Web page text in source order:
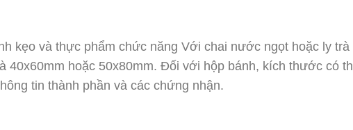
kẹo và thực phẩm chức năng Với chai nước ngọt hoặc ly
40x60mm hoặc 50x80mm. Đối với hộp bánh, kích thước có
tin thành phần và các chứng nhận.